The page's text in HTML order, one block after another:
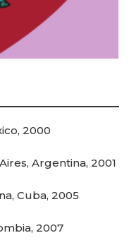
2000
Argentina, 2001
Cuba, 2005
2007